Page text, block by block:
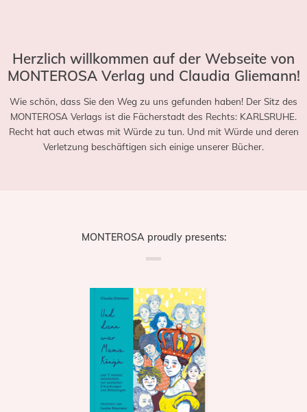
Herzlich willkommen auf der Webseite von
MONTEROSA Verlag und Claudia Gliemann!
Wie schön, dass Sie den Weg zu uns gefunden haben! Der Sitz des
MONTEROSA Verlags ist die Fächerstadt des Rechts: KARLSRUHE.
Recht hat auch etwas mit Würde zu tun. Und mit Würde und deren
Verletzung beschäftigen sich einige unserer Bücher.
MONTEROSA proudly presents: